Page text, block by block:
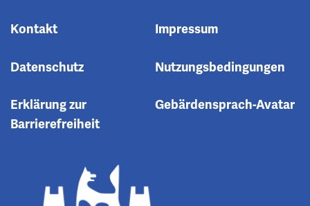
Kontakt Impressum
Datenschutz Nutzungsbedingungen
Erklärung zur
Barrierefreiheit
Gebärdensprach-Avatar